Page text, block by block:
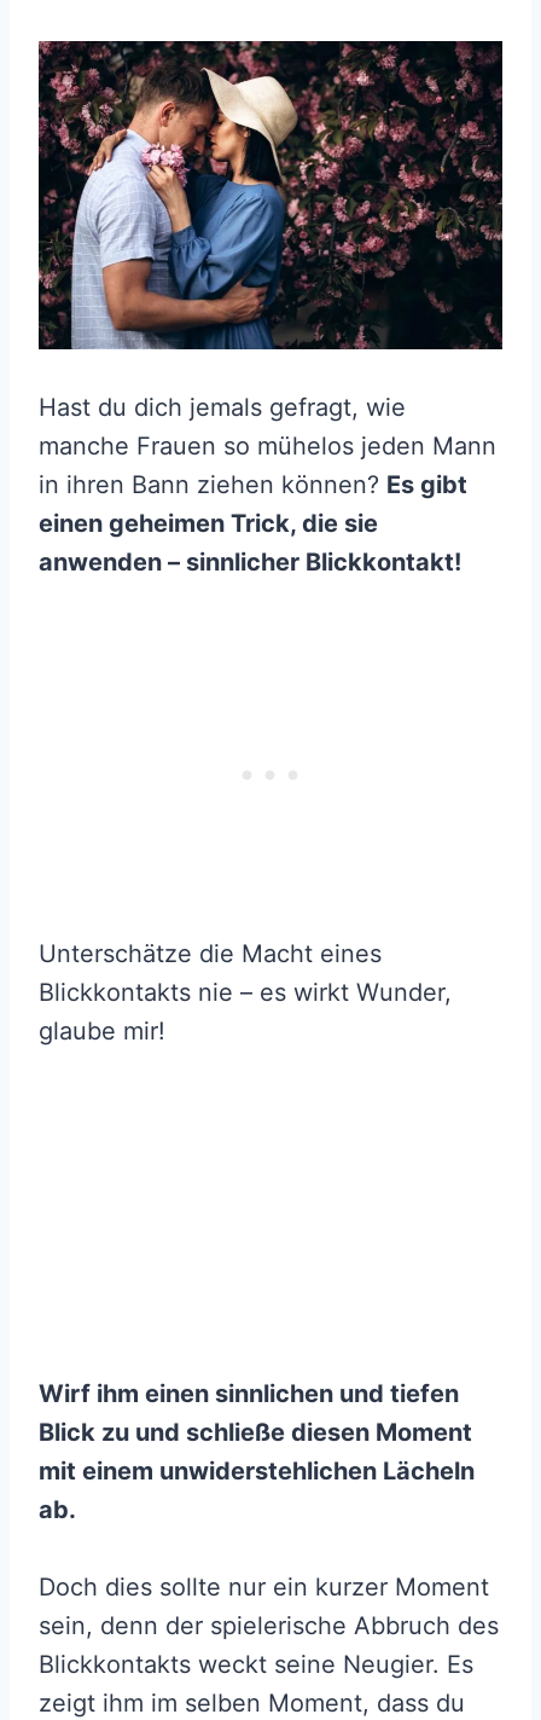
Hast du dich jemals gefragt, wie
manche Frauen so mühelos jeden Mann
in ihren Bann ziehen können? Es gibt
einen geheimen Trick, die sie
anwenden – sinnlicher Blickkontakt!
Unterschätze die Macht eines
Blickkontakts nie – es wirkt Wunder,
glaube mir!
Wirf ihm einen sinnlichen und tiefen
Blick zu und schließe diesen Moment
mit einem unwiderstehlichen Lächeln
ab.
Doch dies sollte nur ein kurzer Moment
sein, denn der spielerische Abbruch des
Blickkontakts weckt seine Neugier. Es
zeigt ihm im selben Moment, dass du